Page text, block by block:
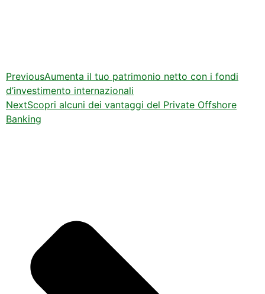
PreviousAumenta il tuo patrimonio netto con i fondi
d’investimento internazionali
NextScopri alcuni dei vantaggi del Private Offshore
Banking